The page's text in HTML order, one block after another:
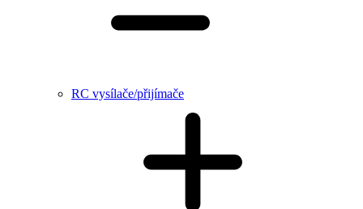
RC vysílače/přijímače